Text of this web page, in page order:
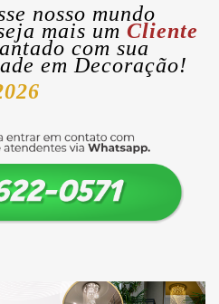
nosso mundo
mais um Cliente
com sua
em Decoração!